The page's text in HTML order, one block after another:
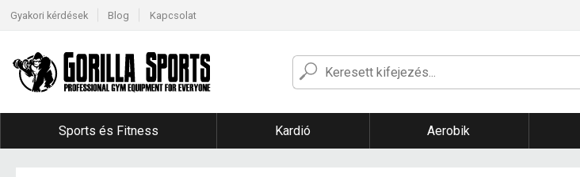
Gyakori kérdések Blog Kapcsolat
Sports és Fitness Kardió Aerobik